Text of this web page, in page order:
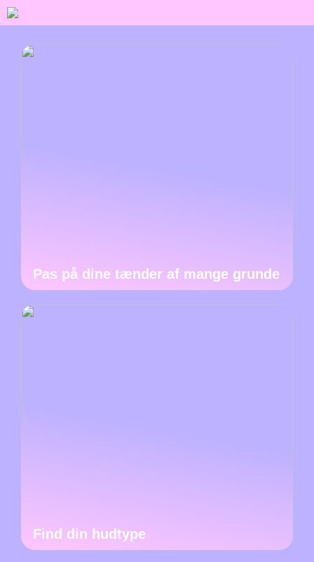
Pas på dine tænder af mange grunde
Find din hudtype